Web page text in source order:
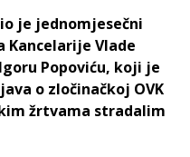
je jednomjesečni
Vlade
Popoviću, koji je
o zločinačkoj OVK
žrtvama stradalim